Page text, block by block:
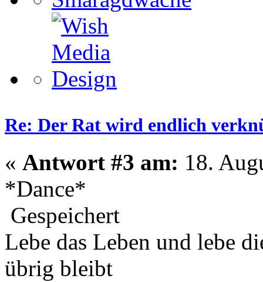
Re: Der Rat wird endlich
« Antwort #3 am: 18.
*Dance*
Gespeichert
Lebe das Leben und lebe
übrig bleibt